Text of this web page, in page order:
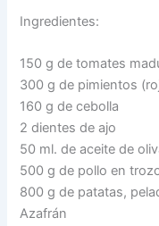
Ingredientes:
150 g de tomates
300 g de pimientos
160 g de cebolla
2 dientes de ajo
50 ml. de aceite de
500 g de pollo en
800 g de patatas,
Azafrán